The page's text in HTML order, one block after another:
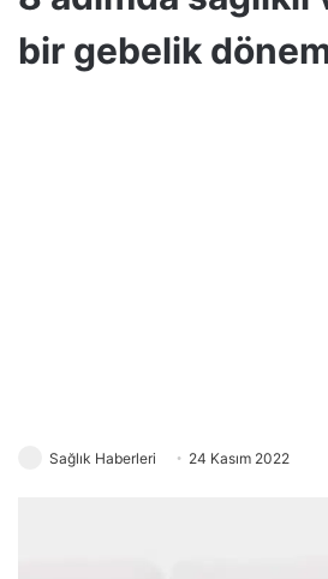
bir gebelik
Sağlık Haberleri 24 Kasım 2022